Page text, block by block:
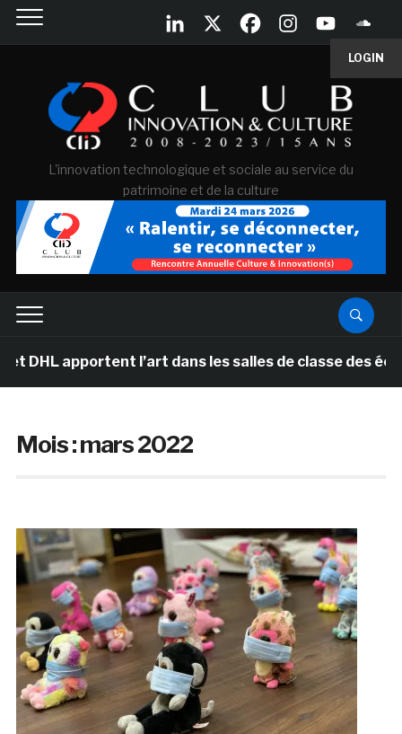
LOGIN
L'innovation technologique et sociale au service du
patrimoine et de la culture
l’art dans les salles de classe des écoles
Mois :mars 2022